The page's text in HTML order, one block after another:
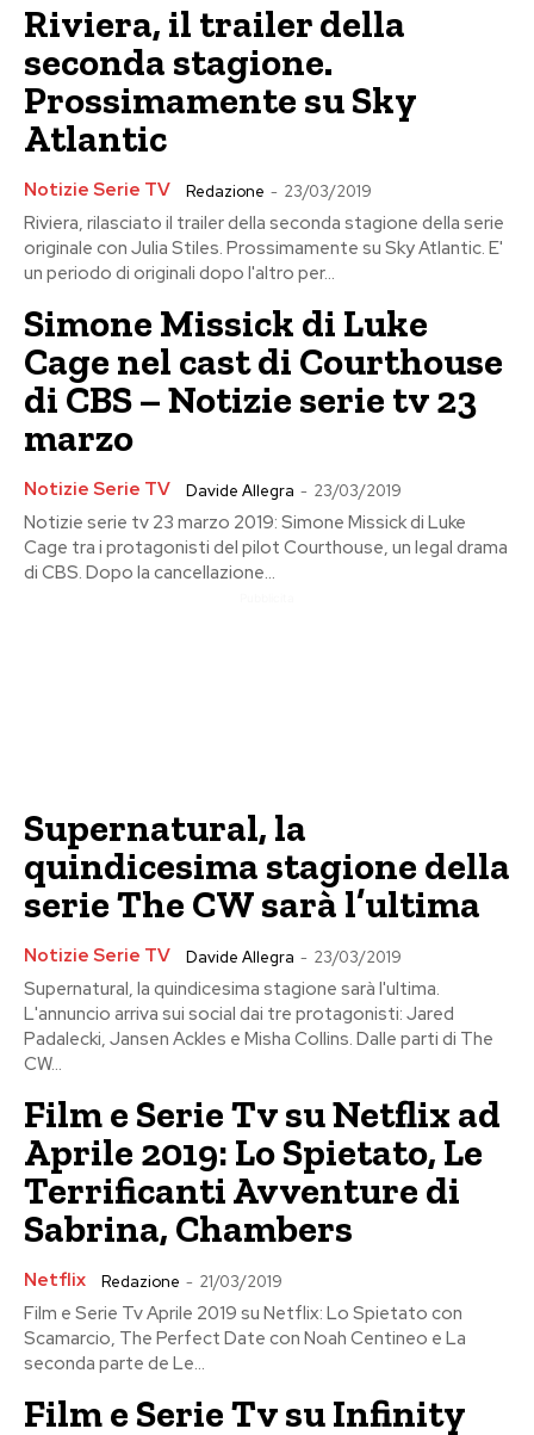
Riviera, il trailer della
seconda stagione.
Prossimamente su Sky
Atlantic
Notizie Serie TV Redazione - 23/03/2019
Riviera, rilasciato il trailer della seconda stagione della serie
originale con Julia Stiles. Prossimamente su Sky Atlantic. E'
un periodo di originali dopo l'altro per...
Simone Missick di Luke
Cage nel cast di Courthouse
di CBS – Notizie serie tv 23
marzo
Notizie Serie TV Davide Allegra - 23/03/2019
Notizie serie tv 23 marzo 2019: Simone Missick di Luke
Cage tra i protagonisti del pilot Courthouse, un legal drama
di CBS. Dopo la cancellazione...
Supernatural, la
quindicesima stagione della
serie The CW sarà l’ultima
Notizie Serie TV Davide Allegra - 23/03/2019
Supernatural, la quindicesima stagione sarà l'ultima.
L'annuncio arriva sui social dai tre protagonisti: Jared
Padalecki, Jansen Ackles e Misha Collins. Dalle parti di The
CW...
Film e Serie Tv su Netflix ad
Aprile 2019: Lo Spietato, Le
Terrificanti Avventure di
Sabrina, Chambers
Netflix Redazione - 21/03/2019
Film e Serie Tv Aprile 2019 su Netflix: Lo Spietato con
Scamarcio, The Perfect Date con Noah Centineo e La
seconda parte de Le...
Film e Serie Tv su Infinity